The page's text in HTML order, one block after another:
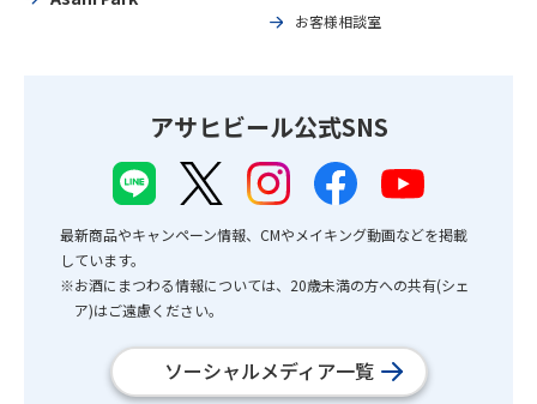
お客様相談室
アサヒビール公式SNS
最新商品やキャンペーン情報、CMやメイキング動画などを掲載
しています。
※お酒にまつわる情報については、20歳未満の方への共有(シェ
ア)はご遠慮ください。
ソーシャルメディア一覧